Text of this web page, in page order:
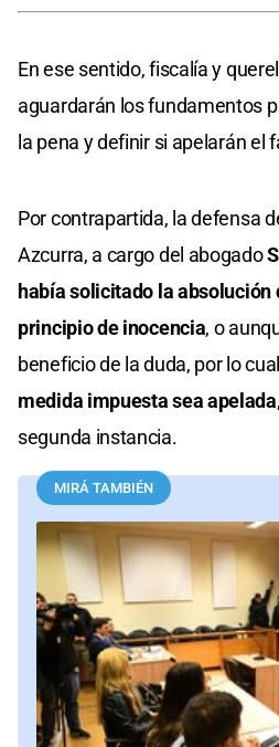
En ese sentido, fiscalía y
aguardarán los fundamentos
la pena y definir si apelarán el
Por contrapartida, la defensa
Azcurra, a cargo del abogado
había solicitado la absolución
principio de inocencia, o
beneficio de la duda, por lo cual
medida impuesta sea apelada
segunda instancia.
MIRÁ TAMBIÉN